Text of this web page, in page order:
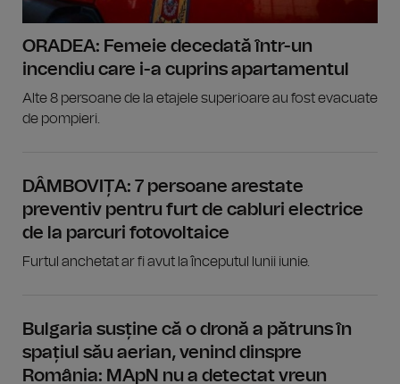
ORADEA: Femeie decedată într-un
incendiu care i-a cuprins apartamentul
Alte 8 persoane de la etajele superioare au fost evacuate
de pompieri.
DÂMBOVIȚA: 7 persoane arestate
preventiv pentru furt de cabluri electrice
de la parcuri fotovoltaice
Furtul anchetat ar fi avut la începutul lunii iunie.
Bulgaria susține că o dronă a pătruns în
spațiul său aerian, venind dinspre
România: MApN nu a detectat vreun